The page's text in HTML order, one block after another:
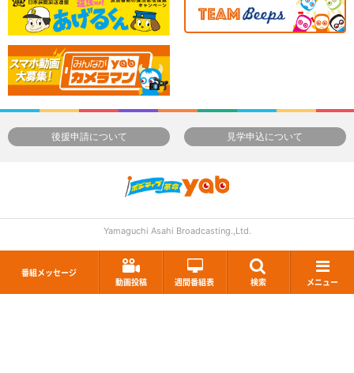
番組メッセージ
動画投稿
週間番組表 検索 メニュー
後援申請について 見学申込について
Yamaguchi Asahi Broadcasting.,Ltd.